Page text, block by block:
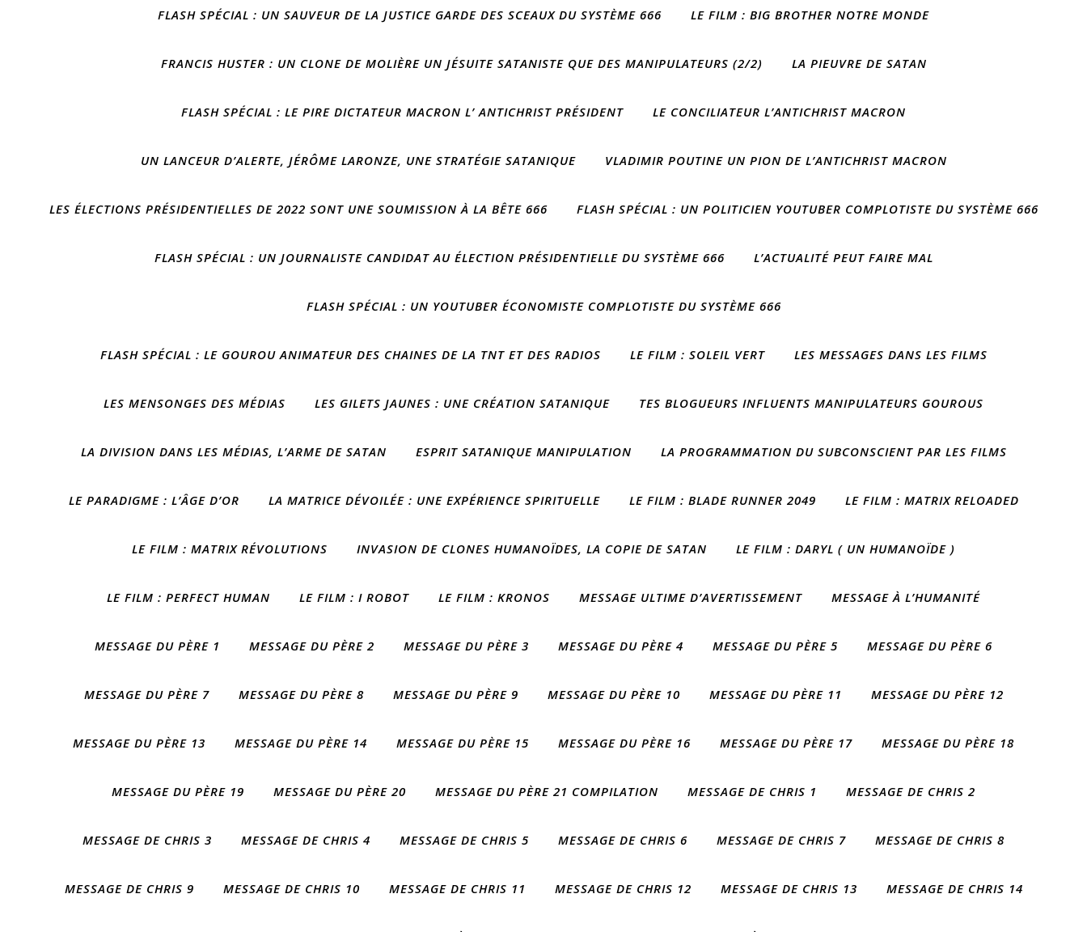
FLASH SPÉCIAL : UN SAUVEUR DE LA JUSTICE GARDE DES SCEAUX DU SYSTÈME 666 LE FILM : BIG BROTHER NOTRE MONDE
FRANCIS HUSTER : UN CLONE DE MOLIÈRE UN JÉSUITE SATANISTE QUE DES MANIPULATEURS (2/2) LA PIEUVRE DE SATAN
FLASH SPÉCIAL : LE PIRE DICTATEUR MACRON L’ ANTICHRIST PRÉSIDENT LE CONCILIATEUR L’ANTICHRIST MACRON
UN LANCEUR D’ALERTE, JÉRÔME LARONZE, UNE STRATÉGIE SATANIQUE VLADIMIR POUTINE UN PION DE L’ANTICHRIST MACRON
LES ÉLECTIONS PRÉSIDENTIELLES DE 2022 SONT UNE SOUMISSION À LA BÊTE 666 FLASH SPÉCIAL : UN POLITICIEN YOUTUBER COMPLOTISTE DU SYSTÈME 666
FLASH SPÉCIAL : UN JOURNALISTE CANDIDAT AU ÉLECTION PRÉSIDENTIELLE DU SYSTÈME 666 L’ACTUALITÉ PEUT FAIRE MAL
FLASH SPÉCIAL : UN YOUTUBER ÉCONOMISTE COMPLOTISTE DU SYSTÈME 666
FLASH SPÉCIAL : LE GOUROU ANIMATEUR DES CHAINES DE LA TNT ET DES RADIOS LE FILM : SOLEIL VERT LES MESSAGES DANS LES FILMS
LES MENSONGES DES MÉDIAS LES GILETS JAUNES : UNE CRÉATION SATANIQUE TES BLOGUEURS INFLUENTS MANIPULATEURS GOUROUS
LA DIVISION DANS LES MÉDIAS, L’ARME DE SATAN ESPRIT SATANIQUE MANIPULATION LA PROGRAMMATION DU SUBCONSCIENT PAR LES FILMS
LE PARADIGME : L’ÂGE D’OR LA MATRICE DÉVOILÉE : UNE EXPÉRIENCE SPIRITUELLE LE FILM : BLADE RUNNER 2049 LE FILM : MATRIX RELOADED
LE FILM : MATRIX RÉVOLUTIONS INVASION DE CLONES HUMANOÏDES, LA COPIE DE SATAN LE FILM : DARYL ( UN HUMANOÏDE )
LE FILM : PERFECT HUMAN LE FILM : I ROBOT LE FILM : KRONOS MESSAGE ULTIME D’AVERTISSEMENT MESSAGE À L’HUMANITÉ
MESSAGE DU PÈRE 1 MESSAGE DU PÈRE 2 MESSAGE DU PÈRE 3 MESSAGE DU PÈRE 4 MESSAGE DU PÈRE 5 MESSAGE DU PÈRE 6
MESSAGE DU PÈRE 7 MESSAGE DU PÈRE 8 MESSAGE DU PÈRE 9 MESSAGE DU PÈRE 10 MESSAGE DU PÈRE 11 MESSAGE DU PÈRE 12
MESSAGE DU PÈRE 13 MESSAGE DU PÈRE 14 MESSAGE DU PÈRE 15 MESSAGE DU PÈRE 16 MESSAGE DU PÈRE 17 MESSAGE DU PÈRE 18
MESSAGE DU PÈRE 19 MESSAGE DU PÈRE 20 MESSAGE DU PÈRE 21 COMPILATION MESSAGE DE CHRIS 1 MESSAGE DE CHRIS 2
MESSAGE DE CHRIS 3 MESSAGE DE CHRIS 4 MESSAGE DE CHRIS 5 MESSAGE DE CHRIS 6 MESSAGE DE CHRIS 7 MESSAGE DE CHRIS 8
MESSAGE DE CHRIS 9 MESSAGE DE CHRIS 10 MESSAGE DE CHRIS 11 MESSAGE DE CHRIS 12 MESSAGE DE CHRIS 13 MESSAGE DE CHRIS 14